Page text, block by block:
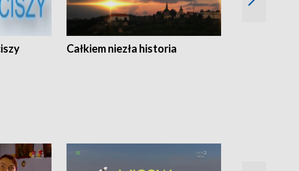
Całkiem niezła historia